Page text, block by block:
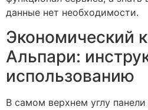
данные нет необходимости.
Экономический
Альпари:
использованию
В самом верхнем углу